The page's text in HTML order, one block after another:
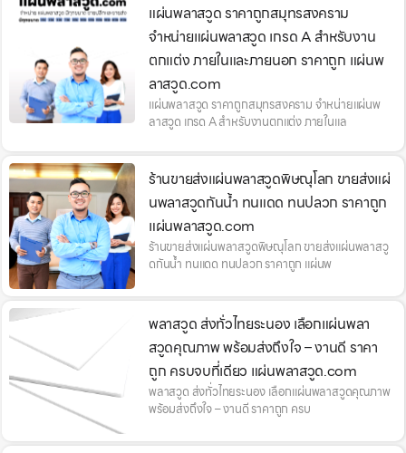
แผ่นพลาสวูด ราคาถูกสมุทรสงคราม
จำหน่ายแผ่นพลาสวูด เกรด A สำหรับงาน
ตกแต่ง ภายในและภายนอก ราคาถูก แผ่นพ
ลาสวูด.com
แผ่นพลาสวูด ราคาถูกสมุทรสงคราม จำหน่ายแผ่นพ
ลาสวูด เกรด A สำหรับงานตกแต่ง ภายในแล
ร้านขายส่งแผ่นพลาสวูดพิษณุโลก ขายส่งแผ่
นพลาสวูดกันน้ำ ทนแดด ทนปลวก ราคาถูก
แผ่นพลาสวูด.com
ร้านขายส่งแผ่นพลาสวูดพิษณุโลก ขายส่งแผ่นพลาสวู
ดกันน้ำ ทนแดด ทนปลวก ราคาถูก แผ่นพ
พลาสวูด ส่งทั่วไทยระนอง เลือกแผ่นพลา
สวูดคุณภาพ พร้อมส่งถึงใจ – งานดี ราคา
ถูก ครบจบที่เดียว แผ่นพลาสวูด.com
พลาสวูด ส่งทั่วไทยระนอง เลือกแผ่นพลาสวูดคุณภาพ
พร้อมส่งถึงใจ – งานดี ราคาถูก ครบ